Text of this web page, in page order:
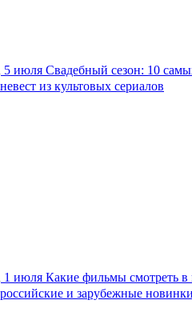
5 июля Свадебный сезон: 10
невест из культовых сериалов
1 июля Какие фильмы смотреть в
российские и зарубежные новинки